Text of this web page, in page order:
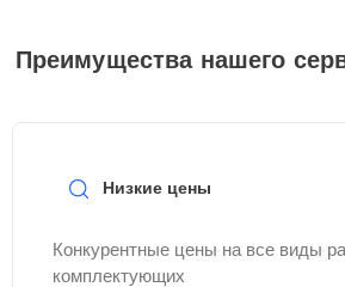
Преимущества нашего
Низкие цены
Конкурентные цены на все виды
комплектующих